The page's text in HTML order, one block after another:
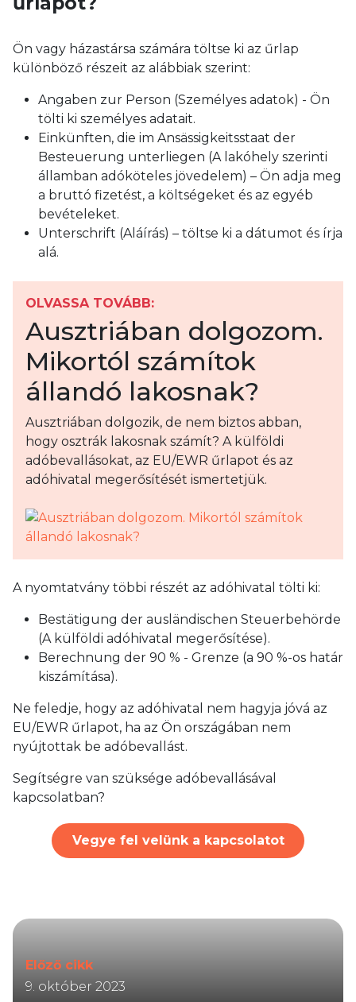
Ön vagy házastársa számára töltse ki az űrlap
különböző részeit az alábbiak szerint:
Angaben zur Person (Személyes adatok) - Ön
tölti ki személyes adatait.
Einkünften, die im Ansässigkeitsstaat der
Besteuerung unterliegen (A lakóhely szerinti
államban adóköteles jövedelem) – Ön adja meg
a bruttó fizetést, a költségeket és az egyéb
bevételeket.
Unterschrift (Aláírás) – töltse ki a dátumot és írja
alá.
OLVASSA TOVÁBB:
Ausztriában dolgozom.
Mikortól számítok
állandó lakosnak?
Ausztriában dolgozik, de nem biztos abban,
hogy osztrák lakosnak számít? A külföldi
adóbevallásokat, az EU/EWR űrlapot és az
adóhivatal megerősítését ismertetjük.
A nyomtatvány többi részét az adóhivatal tölti ki:
Bestätigung der ausländischen Steuerbehörde
(A külföldi adóhivatal megerősítése).
Berechnung der 90 % - Grenze (a 90 %-os határ
kiszámítása).
Ne feledje, hogy az adóhivatal nem hagyja jóvá az
EU/EWR űrlapot, ha az Ön országában nem
nyújtottak be adóbevallást.
Segítségre van szüksége adóbevallásával
kapcsolatban?
Vegye fel velünk a kapcsolatot
Előző cikk
9. október 2023